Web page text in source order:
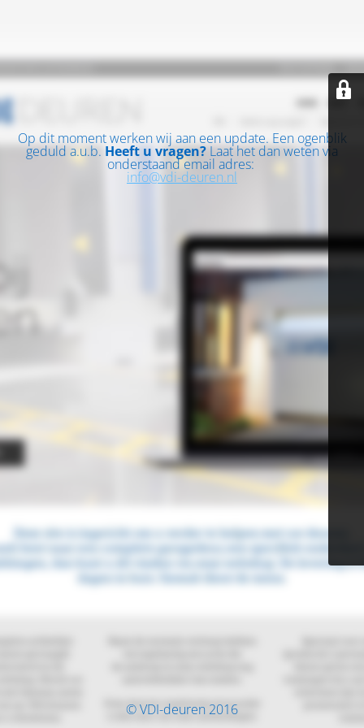
Op dit moment werken wij aan een update. Een ogenblik
geduld a.u.b. Heeft u vragen? Laat het dan weten via
onderstaand email adres:
info@vdi-deuren.nl
© VDI-deuren 2016